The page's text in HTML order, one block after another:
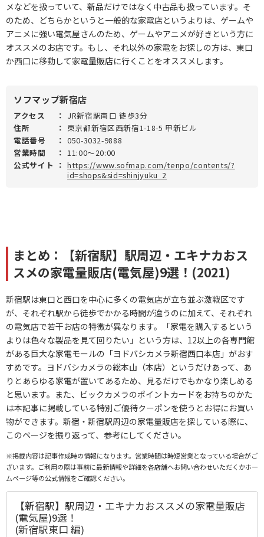
メなどを扱っていて、新品だけではなく中古品も扱っています。そ
のため、どちらかというと一般的な家電店というよりは、ゲームや
アニメに強い電気屋さんのため、ゲームやアニメが好きという方に
オススメのお店です。もし、それ以外の家電をお探しの方は、東口
か西口に移動して家電量販店に行くことをオススメします。
ソフマップ新宿店
アクセス ： JR新宿駅南口 徒歩3分
住所
： 東京都新宿区西新宿1-18-5 甲新ビル
電話番号
： 050-3032-9888
営業時間
： 11:00～20:00
公式サイト
： https://www.sofmap.com/tenpo/contents/?
id=shops&sid=shinjyuku_2
まとめ：【新宿駅】駅周辺・エキナカおス
スメの家電量販店(電気屋)9選！(2021)
新宿駅は東口と西口を中心に多くの電気店が立ち並ぶ激戦区です
が、それぞれ駅から徒歩でかかる時間が違うのに加えて、それぞれ
の電気店で若干お店の特徴が異なります。「家電を購入するという
よりは色々な製品を見て回りたい」という方は、12以上の各専門館
がある巨大な家電モールの「ヨドバシカメラ新宿西口本店」がおす
すめです。ヨドバシカメラの総本山（本店）というだけあって、あ
りとあらゆる家電が置いてあるため、見るだけでもかなり楽しめる
と思います。また、ビックカメラのポイントカードをお持ちのかた
は本記事に掲載している特別ご優待クーポンを使うとお得にお買い
物ができます。新宿・新宿駅周辺の家電量販店を探している際に、
このページを振り返って、参考にしてください。
※掲載内容は記事作成時の情報になります。営業時間は時短営業となっている場合がご
ざいます。ご利用の際は事前に最新情報や詳細を各店舗へお問い合わせいただくかホー
ムページ等の公式情報をご確認ください。
【新宿駅】駅周辺・エキナカおススメの家電量販店
(電気屋)9選！
(新宿駅東口 編)